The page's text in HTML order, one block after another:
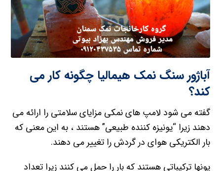
آباژور سنگ نمک هیمالیا چگونه کار می
کند؟
گفته می شود لامپ های نمکی مزایای سلامتی را ارائه می
دهند زیرا “یونیزه کننده طبیعی” هستند ، به این معنی که
بار الکتریکی هوای در گردش را تغییر می دهند.
یونها ترکیباتی هستند که بار را حمل می کنند زیرا تعداد